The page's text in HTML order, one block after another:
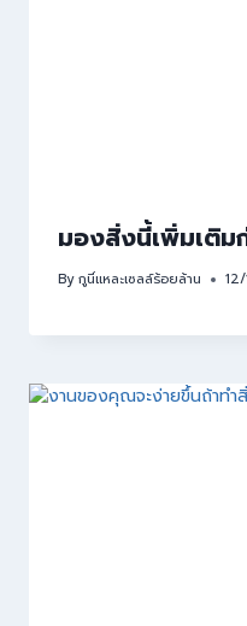
มองสิ่งนี้เพิ่มเติม
Byกูนี่แหละเซลล์ร้อยล้าน